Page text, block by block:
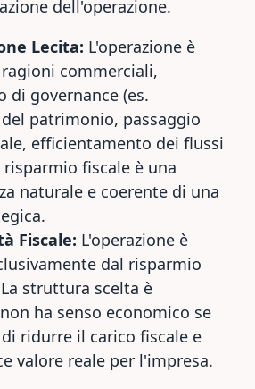
dell'operazione.
Lecita: L'operazione è
commerciali,
di governance (es.
patrimonio, passaggio
efficientamento dei flussi
risparmio fiscale è una
naturale e coerente di una
Fiscale: L'operazione è
dal risparmio
struttura scelta è
ha senso economico se
ridurre il carico fiscale e
valore reale per l'impresa.